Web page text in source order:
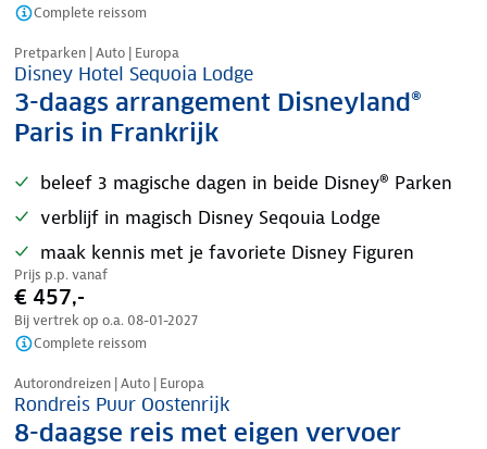
Complete reissom
Pretparken | Auto | Europa
Disney Hotel Sequoia Lodge
3-daags arrangement Disneyland®
Paris in Frankrijk
beleef 3 magische dagen in beide Disney® Parken
verblijf in magisch Disney Seqouia Lodge
maak kennis met je favoriete Disney Figuren
Prijs p.p. vanaf
€ 457,-
Bij vertrek op o.a. 08-01-2027
Complete reissom
Nazomer korting
Autorondreizen | Auto | Europa
Rondreis Puur Oostenrijk
8-daagse reis met eigen vervoer